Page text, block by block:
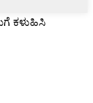
ಕಳುಹಿಸಿ